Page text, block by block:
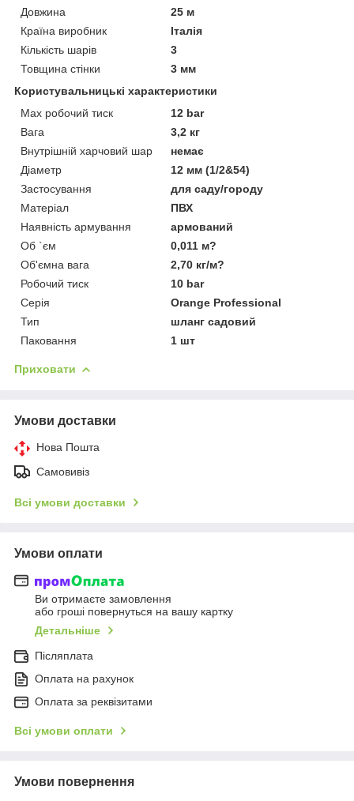
Довжина
25 м
Країна виробник
Італія
Кількість шарів
3
Товщина стінки
3 мм
Користувальницькі характеристики
Max робочий тиск
12 bar
Вага
3,2 кг
Внутрішній харчовий шар
немає
Діаметр
12 мм (1/2&54)
Застосування
для саду/городу
Матеріал
ПВХ
Наявність армування
армований
Об `єм
0,011 м?
Об'ємна вага
2,70 кг/м?
Робочий тиск
10 bar
Серія
Orange Professional
Тип
шланг садовий
Паковання
1 шт
Приховати
Умови доставки
Нова Пошта
Самовивіз
Всі умови доставки
Умови оплати
Ви отримаєте замовлення
або гроші повернуться на вашу картку
Детальніше
Післяплата
Оплата на рахунок
Оплата за реквізитами
Всі умови оплати
Умови повернення